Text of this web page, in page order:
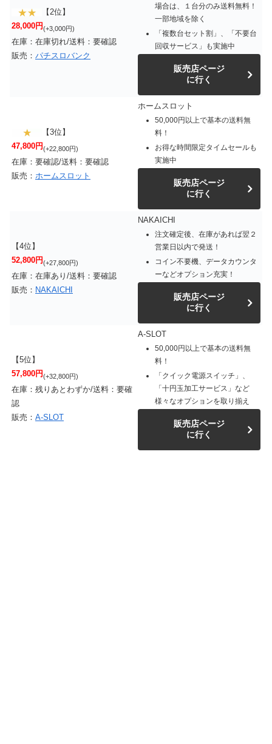
【2位】
28,000円(+3,000円)
在庫：在庫切れ/送料：要確認
販売： パチスロバンク
場合は、１台分のみ送料無料！
一部地域を除く
「複数台セット割」、「不要台
回収サービス」も実施中
販売店ページ
に行く
【3位】
47,800円(+22,800円)
在庫：要確認/送料：要確認
販売： ホームスロット
ホームスロット
50,000円以上で基本の送料無
料！
お得な時間限定タイムセールも
実施中
販売店ページ
に行く
【4位】
52,800円(+27,800円)
在庫：在庫あり/送料：要確認
販売： NAKAICHI
NAKAICHI
注文確定後、在庫があれば翌２
営業日以内で発送！
コイン不要機、データカウンタ
ーなどオプション充実！
販売店ページ
に行く
【5位】
57,800円(+32,800円)
在庫：残りあとわずか/送料：要確
認
販売： A-SLOT
A-SLOT
50,000円以上で基本の送料無
料！
「クイック電源スイッチ」、
「十円玉加工サービス」など
様々なオプションを取り揃え
販売店ページ
に行く